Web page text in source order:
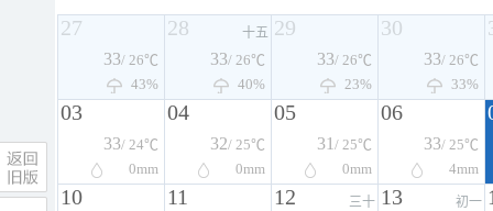
27
33/ 26℃
43%
28 十五
33/ 26℃
40%
29
33/ 26℃
23%
30
33/ 26℃
33%
03
33/ 24℃
0mm
04
32/ 25℃
0mm
05
31 / 25℃
0mm
06
33/ 25℃
4mm
10 11 12 三十 13 初一